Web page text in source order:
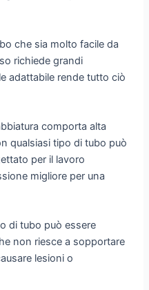
che sia molto facile da
richiede grandi
adattabile rende tutto ciò
comporta alta
qualsiasi tipo di tubo può
per il lavoro
migliore per una
di tubo può essere
non riesce a sopportare
lesioni o